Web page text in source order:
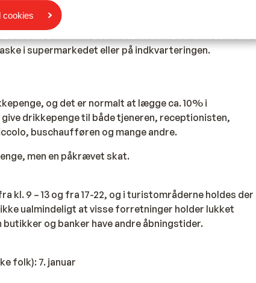
cookies
ofte primært buffetretter af international
vant til i Danmark. Det anbefales ikke at drikke vand fra
i supermarkedet eller på indkvarteringen.
og det er normalt at lægge ca. 10% i
drikkepenge til både tjeneren, receptionisten,
buschaufføren og mange andre.
men en påkrævet skat.
kl. 9 – 13 og fra 17-22, og i turistområderne holdes der
ualmindeligt at visse forretninger holder lukket
og banker have andre åbningstider.
folk): 7. januar